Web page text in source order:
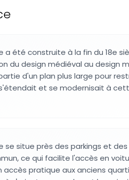
a été construite à la fin du 18e
du design médiéval au design
d'un plan plus large pour
et se modernisait à
se situe près des parkings et
ce qui facilite l'accès en
accès pratique aux anciens